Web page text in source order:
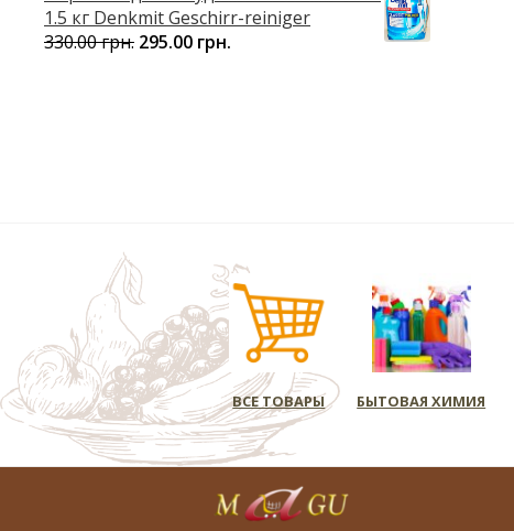
1.5 кг Denkmit Geschirr-reiniger
330.00грн. 295.00 грн.
ВСЕ ТОВАРЫ БЫТОВАЯ ХИМИЯ